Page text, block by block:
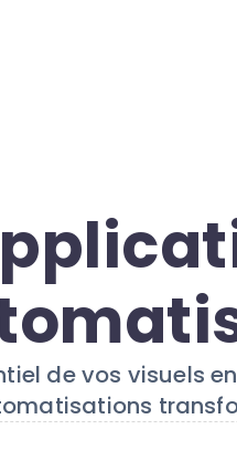
de vos visuels